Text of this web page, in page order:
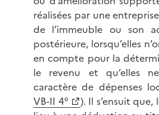
réalisées par une
de l’immeuble ou son
postérieure, lorsqu’elles
en compte pour la
le revenu et qu’elles
caractère de dépenses
VB-II 4°
). Il s’ensuit